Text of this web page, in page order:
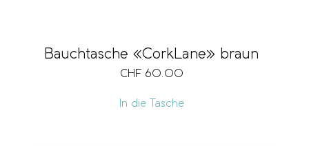
Bauchtasche «CorkLane» braun
CHF 60.00
In die Tasche